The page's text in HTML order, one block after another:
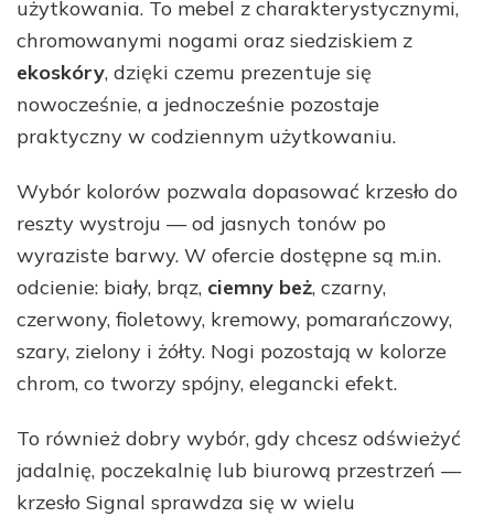
użytkowania. To mebel z charakterystycznymi,
chromowanymi nogami oraz siedziskiem z
ekoskóry, dzięki czemu prezentuje się
nowocześnie, a jednocześnie pozostaje
praktyczny w codziennym użytkowaniu.
Wybór kolorów pozwala dopasować krzesło do
reszty wystroju — od jasnych tonów po
wyraziste barwy. W ofercie dostępne są m.in.
odcienie: biały, brąz, ciemny beż, czarny,
czerwony, fioletowy, kremowy, pomarańczowy,
szary, zielony i żółty. Nogi pozostają w kolorze
chrom, co tworzy spójny, elegancki efekt.
To również dobry wybór, gdy chcesz odświeżyć
jadalnię, poczekalnię lub biurową przestrzeń —
krzesło Signal sprawdza się w wielu